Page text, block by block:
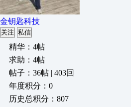
金钥匙科技
关注 私信
精华：4帖
求助：4帖
帖子：36帖 | 403回
年度积分：0
历史总积分：807